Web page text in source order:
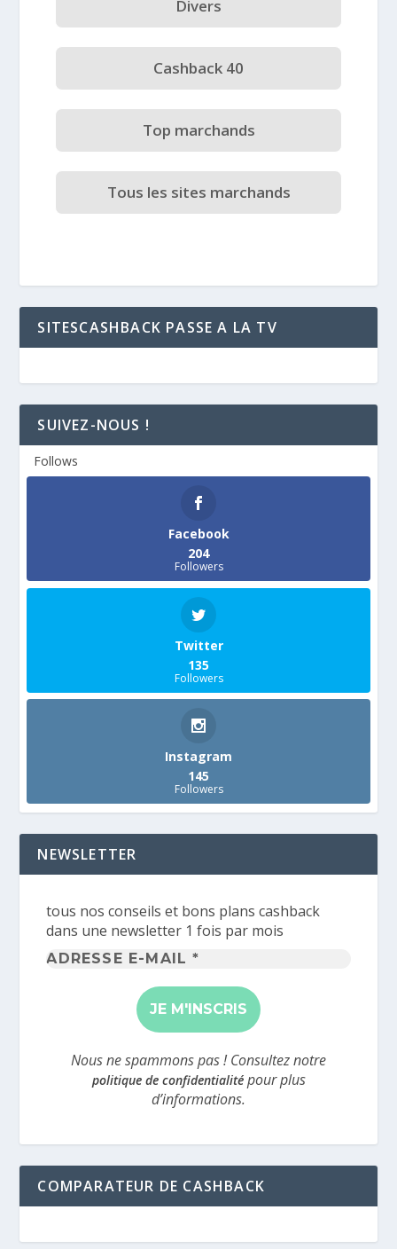
Divers
Cashback 40
Top marchands
Tous les sites marchands
SITESCASHBACK PASSE A LA TV
SUIVEZ-NOUS !
Follows
Facebook
204
Followers
Twitter
135
Followers
Instagram
145
Followers
NEWSLETTER
tous nos conseils et bons plans cashback
dans une newsletter 1 fois par mois
Adresse
mail
*
Nous ne spammons pas ! Consultez notre
politique de confidentialitépour plus
d’informations.
COMPARATEUR DE CASHBACK